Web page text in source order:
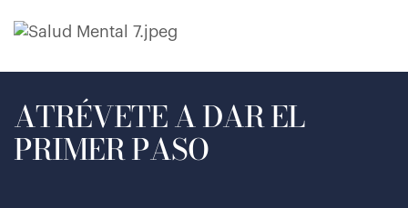
ATRÉVETE A DAR EL
PRIMER PASO